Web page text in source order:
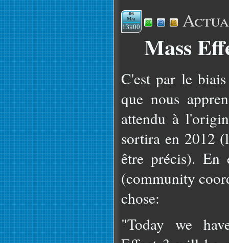
06
Mai
13h00
Mass
C'est par le
que nous
attendu à
sortira en 2012
être précis). En
(community
chose:
"Today we